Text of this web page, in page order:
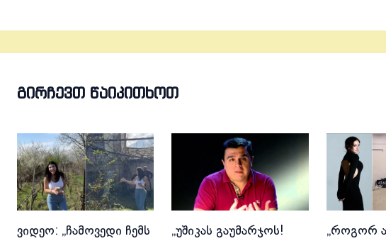
ᲒᲘᲠᲩᲔᲕᲗ ᲬᲐᲘᲙᲘᲗᲮᲝᲗ
ვიდეო: „ჩამოვედი ჩემს
„უშიკას გაუმარჯოს!
„როგორ